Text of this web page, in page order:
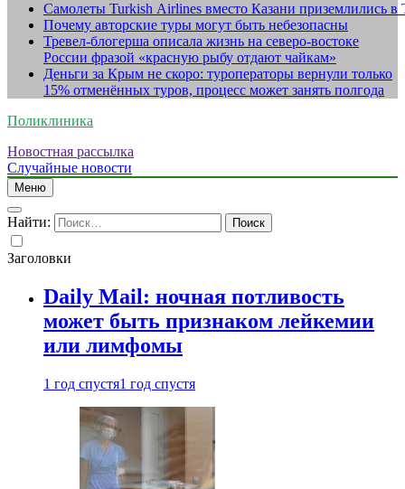
Самолеты Turkish Airlines вместо Казани приземлились в
Почему авторские туры могут быть небезопасны
Тревел-блогерша описала жизнь на северо-востоке
России фразой «красную рыбу отдают чайкам»
Деньги за Крым не скоро: туроператоры вернули только
15% отменённых туров, процесс может занять полгода
Поликлиника
Новостная рассылка
Случайные новости
Меню
Найти:
Заголовки
Daily Mail: ночная потливость
может быть признаком лейкемии
или лимфомы
1 год спустя1 год спустя